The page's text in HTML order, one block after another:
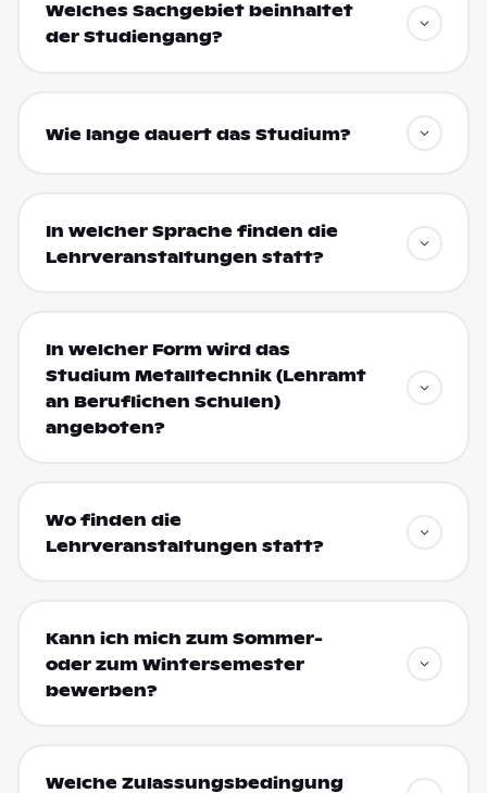
Welches Sachgebiet beinhaltet
der Studiengang?
Wie lange dauert das Studium?
In welcher Sprache finden die
Lehrveranstaltungen statt?
In welcher Form wird das
Studium Metalltechnik (Lehramt
an Beruflichen Schulen)
angeboten?
Wo finden die
Lehrveranstaltungen statt?
Kann ich mich zum Sommer-
oder zum Wintersemester
bewerben?
Welche Zulassungsbedingung